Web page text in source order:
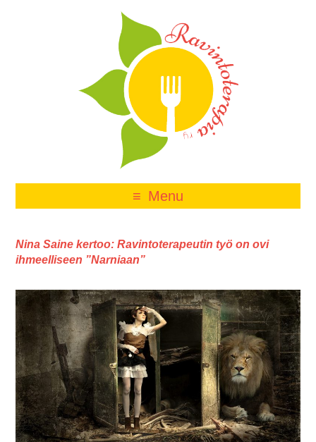
Menu
Nina Saine kertoo: Ravintoterapeutin työ on ovi
ihmeelliseen ”Narniaan”